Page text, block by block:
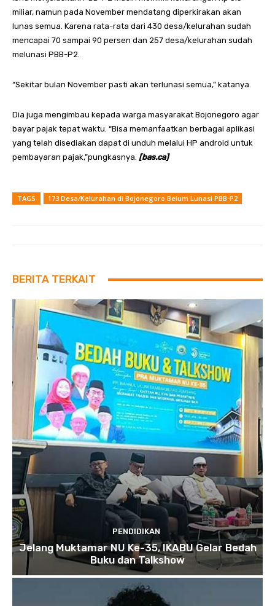
miliar, namun pada November mendatang diperkirakan akan
lunas semua. Karena rata-rata dari 430 desa/kelurahan sudah
mencapai 70 sampai 90 persen dan 257 desa/kelurahan sudah
melunasi PBB-P2.
“Sekitar bulan November pasti akan terlunasi semua,” katanya.
Dia juga mengimbau kepada warga masyarakat Bojonegoro agar
bayar pajak tepat waktu. “Bisa memanfaatkan berbagai aplikasi
yang telah disediakan dapat di unduh melalui HP android untuk
pembayaran pajak,”pungkasnya. [bas.ca]
TAGS 173 Desa/Kelurahan di Bojonegoro Belum Lunasi PBB-P2
BERITA TERKAIT
PENDIDIKAN
Jelang Muktamar NU Ke-35, IKABU Gelar Bedah
Buku dan Talkshow